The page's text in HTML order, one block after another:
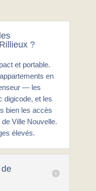
?
et portable.
en
— les
digicode, et les
bien les accès
Ville Nouvelle.
élevés.